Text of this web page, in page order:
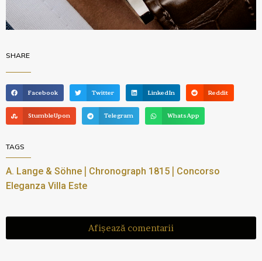
SHARE
Facebook Twitter LinkedIn Reddit
StumbleUpon Telegram WhatsApp
TAGS
A. Lange & Söhne | Chronograph 1815 | Concorso
Eleganza Villa Este
Afișează comentarii